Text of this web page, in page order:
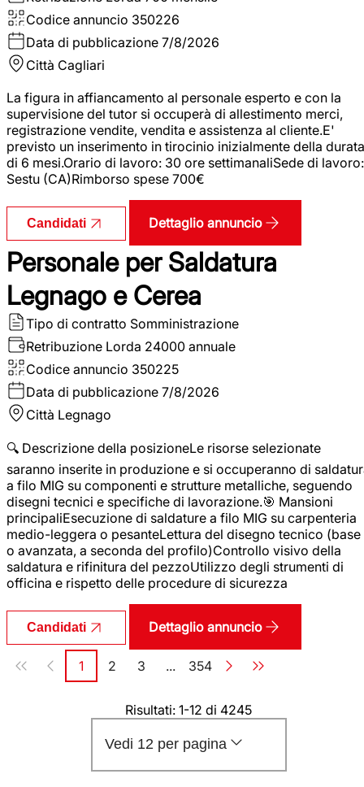
Codice annuncio 350226
Data di pubblicazione 7/8/2026
Città Cagliari
La figura in affiancamento al personale esperto e con la
supervisione del tutor si occuperà di allestimento merci,
registrazione vendite, vendita e assistenza al cliente.E'
previsto un inserimento in tirocinio inizialmente della durata
di 6 mesi.Orario di lavoro: 30 ore settimanaliSede di lavoro:
Sestu (CA)Rimborso spese 700€
Candidati Dettaglio annuncio
Personale per Saldatura
Legnago e Cerea
Tipo di contratto Somministrazione
Retribuzione Lorda 24000 annuale
Codice annuncio 350225
Data di pubblicazione 7/8/2026
Città Legnago
🔍 Descrizione della posizioneLe risorse selezionate
saranno inserite in produzione e si occuperanno di
a filo MIG su componenti e strutture metalliche, seguendo
disegni tecnici e specifiche di lavorazione.🎯 Mansioni
principaliEsecuzione di saldature a filo MIG su carpenteria
medio-leggera o pesanteLettura del disegno tecnico (base
o avanzata, a seconda del profilo)Controllo visivo della
saldatura e rifinitura del pezzoUtilizzo degli strumenti di
officina e rispetto delle procedure di sicurezza
Candidati Dettaglio annuncio
Paginazione
Pagina
1 Pagina
2 Pagina
3 ... Pagina
354
Risultati: 1-12 di 4245
Vedi 12 per pagina